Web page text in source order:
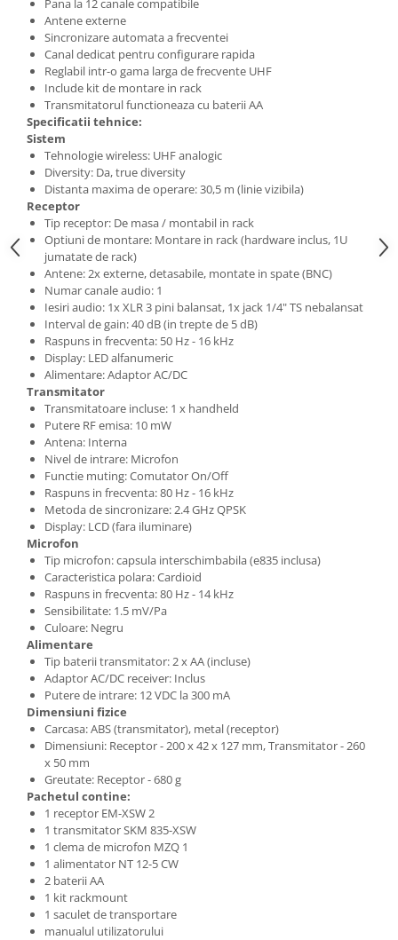
Microfoane de studio
Monitoare de studio
Pop filtre
Preamplificatoare
Protectii antifonice pentru urechi
Rack studio
Recordere de studio
Recordere portabile
Sintetizatoare
Standuri si stative de monitoare
Subwoofere de studio
Tratament acustic
Lumini si efecte
Accesorii pentru lumini
Bare Led
Cabluri de Alimentare
Case-uri de lumini
Comenzi si controllere
Ecrane LED
Efecte de lumini
Lasere
Masini de fum si ceata
Mixere DMX
Moving Head-uri
Par Led si Pinspot
Proiectoare
Scene şi Ring-uri de Dans
Stative si schela lumini
Instrumente Muzicale
Chitare si bass
Claviaturi
Instrumente cu arcus
Instrumente de percutie
Instrumente de suflat
Instrumente si jucarii pentru copii
Instrumente traditionale
Tobe
Accesorii DJ
Accesorii Pick-up si Vinyl
Antene externe
Sincronizare automata a frecventei
Canal dedicat pentru configurare rapida
Reglabil intr-o gama larga de frecvente UHF
Include kit de montare in rack
Transmitatorul functioneaza cu baterii AA
Specificatii tehnice:
Sistem
Tehnologie wireless: UHF analogic
Diversity: Da, true diversity
Distanta maxima de operare: 30,5 m (linie vizibila)
Receptor
Tip receptor: De masa / montabil in rack
Optiuni de montare: Montare in rack (hardware inclus, 1U
jumatate de rack)
Antene: 2x externe, detasabile, montate in spate (BNC)
Numar canale audio: 1
Iesiri audio: 1x XLR 3 pini balansat, 1x jack 1/4" TS nebalansat
Interval de gain: 40 dB (in trepte de 5 dB)
Raspuns in frecventa: 50 Hz - 16 kHz
Display: LED alfanumeric
Alimentare: Adaptor AC/DC
Transmitator
Transmitatoare incluse: 1 x handheld
Putere RF emisa: 10 mW
Antena: Interna
Nivel de intrare: Microfon
Functie muting: Comutator On/Off
Raspuns in frecventa: 80 Hz - 16 kHz
Metoda de sincronizare: 2.4 GHz QPSK
Display: LCD (fara iluminare)
Microfon
Tip microfon: capsula interschimbabila (e835 inclusa)
Caracteristica polara: Cardioid
Raspuns in frecventa: 80 Hz - 14 kHz
Sensibilitate: 1.5 mV/Pa
Culoare: Negru
Alimentare
Tip baterii transmitator: 2 x AA (incluse)
Adaptor AC/DC receiver: Inclus
Putere de intrare: 12 VDC la 300 mA
Dimensiuni fizice
Carcasa: ABS (transmitator), metal (receptor)
Dimensiuni: Receptor - 200 x 42 x 127 mm, Transmitator - 260
x 50 mm
Greutate: Receptor - 680 g
Pachetul contine:
1 receptor EM-XSW 2
1 transmitator SKM 835-XSW
1 clema de microfon MZQ 1
1 alimentator NT 12-5 CW
2 baterii AA
1 kit rackmount
1 saculet de transportare
manualul utilizatorului